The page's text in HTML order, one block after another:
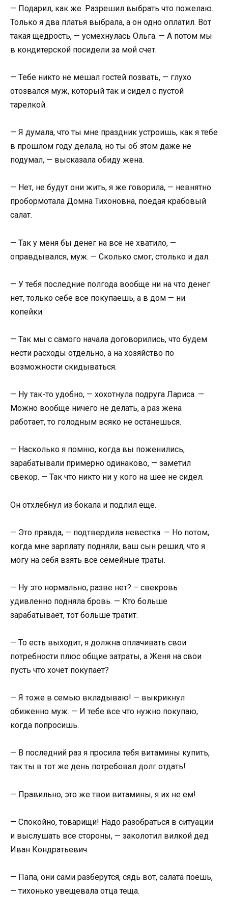
— Подарил, как же. Разрешил выбрать что пожелаю.
Только я два платья выбрала, а он одно оплатил. Вот
такая щедрость, — усмехнулась Ольга. — А потом мы
в кондитерской посидели за мой счет.
— Тебе никто не мешал гостей позвать, — глухо
отозвался муж, который так и сидел с пустой
тарелкой.
— Я думала, что ты мне праздник устроишь, как я тебе
в прошлом году делала, но ты об этом даже не
подумал, — высказала обиду жена.
— Нет, не будут они жить, я же говорила, — невнятно
пробормотала Домна Тихоновна, поедая крабовый
салат.
— Так у меня бы денег на все не хватило, —
оправдывался, муж. — Сколько смог, столько и дал.
— У тебя последние полгода вообще ни на что денег
нет, только себе все покупаешь, а в дом — ни
копейки.
— Так мы с самого начала договорились, что будем
нести расходы отдельно, а на хозяйство по
возможности скидываться.
— Ну так-то удобно, — хохотнула подруга Лариса. —
Можно вообще ничего не делать, а раз жена
работает, то голодным всяко не останешься.
— Насколько я помню, когда вы поженились,
зарабатывали примерно одинаково, — заметил
свекор. — Так что никто ни у кого на шее не сидел.
Он отхлебнул из бокала и подлил еще.
— Это правда, — подтвердила невестка. — Но потом,
когда мне зарплату подняли, ваш сын решил, что я
могу на себя взять все семейные траты.
— Ну это нормально, разве нет? – свекровь
удивленно подняла бровь. — Кто больше
зарабатывает, тот больше тратит.
— То есть выходит, я должна оплачивать свои
потребности плюс общие затраты, а Женя на свои
пусть что хочет покупает?
— Я тоже в семью вкладываю! — выкрикнул
обиженно муж. — И тебе все что нужно покупаю,
когда попросишь.
— В последний раз я просила тебя витамины купить,
так ты в тот же день потребовал долг отдать!
— Правильно, это же твои витамины, я их не ем!
— Спокойно, товарищи! Надо разобраться в ситуации
и выслушать все стороны, — заколотил вилкой дед
Иван Кондратьевич.
— Папа, они сами разберутся, сядь вот, салата поешь,
— тихонько увещевала отца теща.